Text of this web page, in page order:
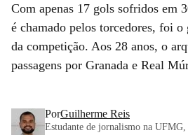
Com apenas 17 gols sofridos em
é chamado pelos torcedores, foi
da competição. Aos 28 anos, o
passagens por Granada e Real
PorGuilherme Reis
Estudante de jornalismo na